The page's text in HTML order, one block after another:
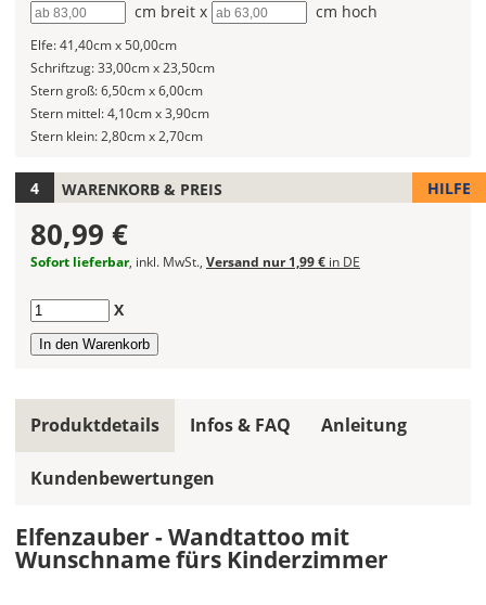
die
Farben
frei
kombinieren.
Wählst
Du
allen
Farbfeldern
die
gleiche
Farbe,
ein
mehrfarbiges
Wandtattoo
Mit
auf
Farbvorschau-
Bild,
Breite cm breit x Höhe cm hoch
Elfe:41,40cm x 50,00cm
Schriftzug:33,00cm x 23,50cm
Stern groß:6,50cm x 6,00cm
Stern mittel:4,10cm x 3,90cm
Stern klein:2,80cm x 2,70cm
WARENKORB & PREIS HILFE
80,99 €
Sofort lieferbar, inkl. MwSt., Versand nur 1,99 € in DE
Anzahl X
Produktdetails
Elfenzauber - Wandtattoo mit
Wunschname fürs Kinderzimmer
Infos & FAQ Anleitung
Kundenbewertungen